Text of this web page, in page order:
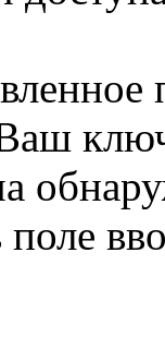
поле